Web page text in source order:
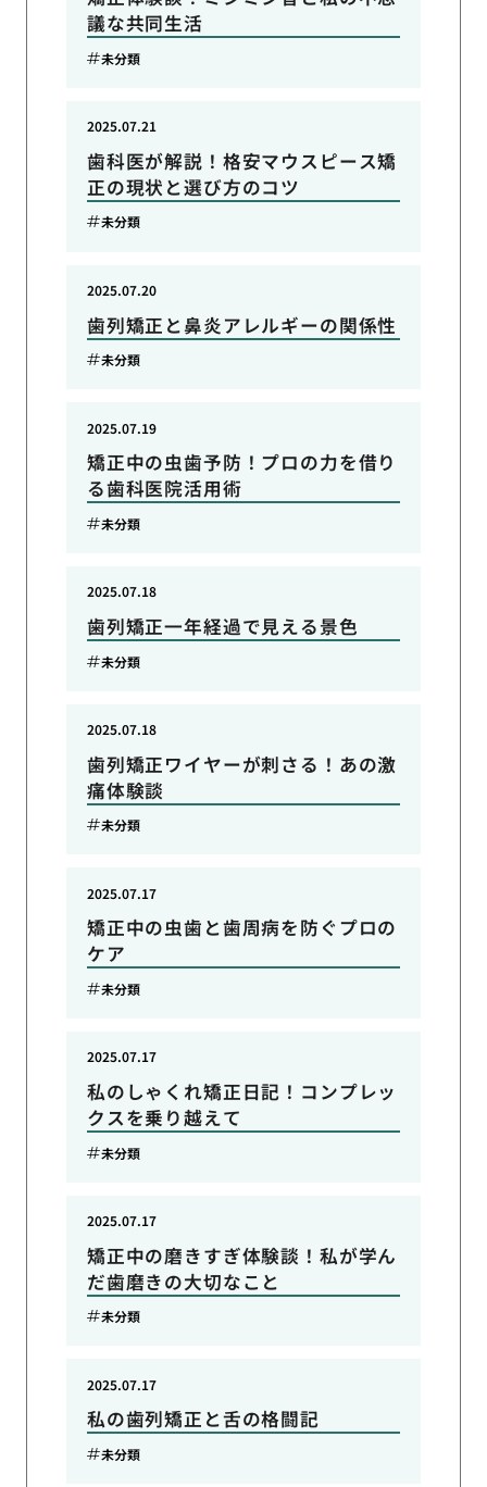
議な共同生活
未分類
歯科医が解説！格安マウスピース矯
正の現状と選び方のコツ
2025.07.21
未分類
歯列矯正と鼻炎アレルギーの関係性
2025.07.20
未分類
矯正中の虫歯予防！プロの力を借り
る歯科医院活用術
2025.07.19
未分類
歯列矯正一年経過で見える景色
2025.07.18
未分類
歯列矯正ワイヤーが刺さる！あの激
痛体験談
2025.07.18
未分類
矯正中の虫歯と歯周病を防ぐプロの
ケア
2025.07.17
未分類
私のしゃくれ矯正日記！コンプレッ
クスを乗り越えて
2025.07.17
未分類
矯正中の磨きすぎ体験談！私が学ん
だ歯磨きの大切なこと
2025.07.17
未分類
私の歯列矯正と舌の格闘記
2025.07.17
未分類